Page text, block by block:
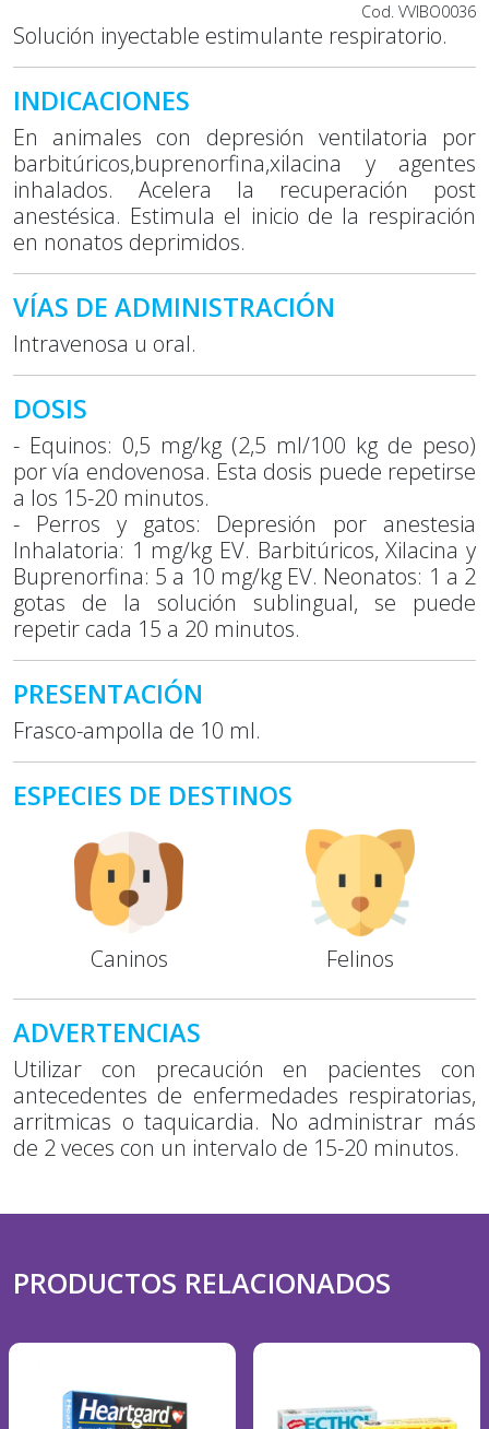
Cod. VVIBO0036
Solución inyectable estimulante respiratorio.
INDICACIONES
En animales con depresión ventilatoria por
barbitúricos,buprenorfina,xilacina y agentes
inhalados. Acelera la recuperación post
anestésica. Estimula el inicio de la respiración
en nonatos deprimidos.
VÍAS DE ADMINISTRACIÓN
Intravenosa u oral.
DOSIS
- Equinos: 0,5 mg/kg (2,5 ml/100 kg de peso)
por vía endovenosa. Esta dosis puede repetirse
a los 15-20 minutos.
- Perros y gatos: Depresión por anestesia
Inhalatoria: 1 mg/kg EV. Barbitúricos, Xilacina y
Buprenorfina: 5 a 10 mg/kg EV. Neonatos: 1 a 2
gotas de la solución sublingual, se puede
repetir cada 15 a 20 minutos.
PRESENTACIÓN
Frasco-ampolla de 10 ml.
ESPECIES DE DESTINOS
Caninos Felinos
ADVERTENCIAS
Utilizar con precaución en pacientes con
antecedentes de enfermedades respiratorias,
arritmicas o taquicardia. No administrar más
de 2 veces con un intervalo de 15-20 minutos.
PRODUCTOS RELACIONADOS